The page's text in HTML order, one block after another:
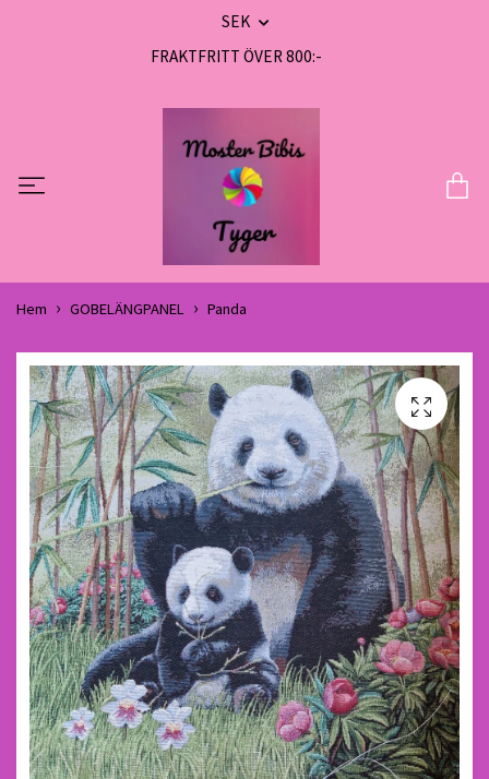
SEK
FRAKTFRITT ÖVER 800:-
Hem GOBELÄNGPANEL Panda